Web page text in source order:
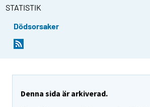
STATISTIK
Dödsorsaker
Denna sida är arkiverad.